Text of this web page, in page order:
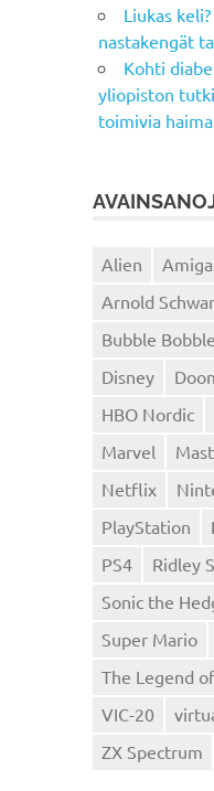
Liukas
nastakengät
Kohti
yliopiston
toimivia
Alien Amiga
Arnold
Bubble Bobble
Disney
HBO Nordic
Marvel
Netflix
PlayStation
PS4
Ridley
Sonic the
Super Mario
The Legend
VIC-20
ZX Spectrum